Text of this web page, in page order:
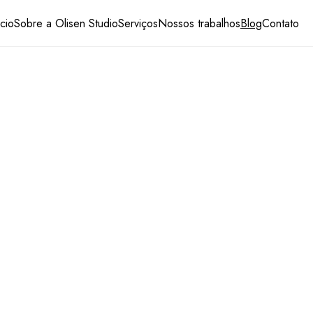
Sobre a Olisen StudioServiçosNossos trabalhosBlogContato